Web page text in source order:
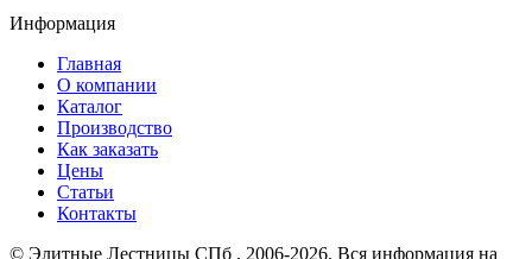
Информация
Главная
О компании
Каталог
Производство
Как заказать
Цены
Статьи
Контакты
© Элитные Лестницы СПб , 2006-2026. Вся информация на